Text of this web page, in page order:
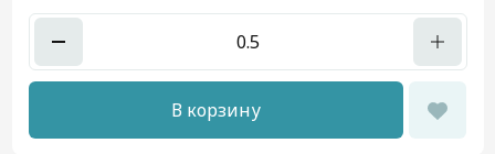
В корзину